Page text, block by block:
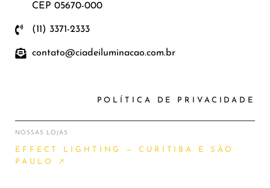
CEP 05670-000
(11) 3371-2333
contato@ciadeiluminacao.com.br
POLÍTICA DE PRIVACIDADE
NOSSAS LOJAS
EFFECT LIGHTING — CURITIBA E SÃO
PAULO ↗